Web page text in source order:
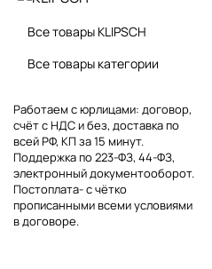
Все товары KLIPSCH
Все товары категории
Работаем с юрлицами: договор,
счёт с НДС и без, доставка по
всей РФ, КП за 15 минут.
Поддержка по 223-ФЗ, 44-ФЗ,
электронный документооборот.
Постоплата- с чётко
прописанными всеми условиями
в договоре.